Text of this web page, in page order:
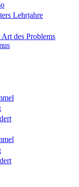
Lehrjahre
des Problems